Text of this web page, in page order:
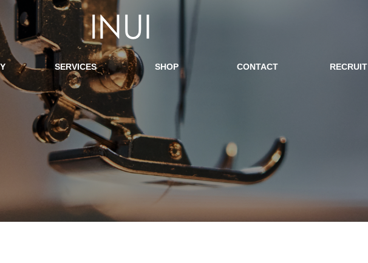
SERVICES SHOP CONTACT RECRUIT